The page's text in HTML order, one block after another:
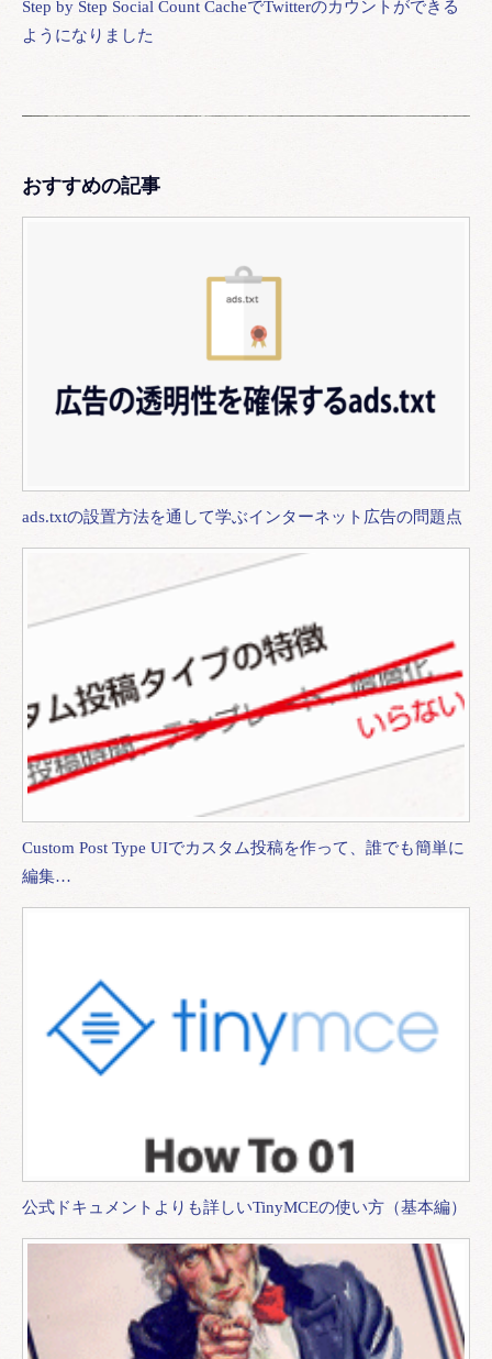
Step by Step Social Count CacheでTwitterのカウントができる
ようになりました
おすすめの記事
ads.txtの設置方法を通して学ぶインターネット広告の問題点
Custom Post Type UIでカスタム投稿を作って、誰でも簡単に
編集…
公式ドキュメントよりも詳しいTinyMCEの使い方（基本編）